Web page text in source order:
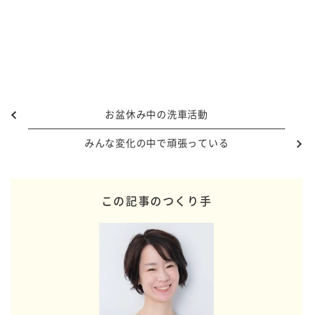
お盆休み中の洗車活動
みんな変化の中で頑張っている
この記事のつくり手